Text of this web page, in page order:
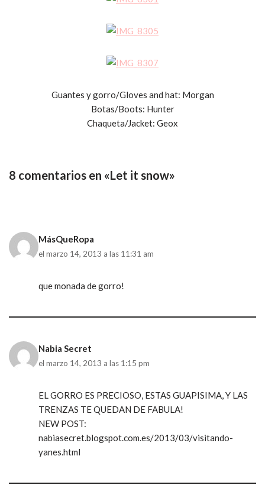
Guantes y gorro/Gloves and hat: Morgan
Botas/Boots: Hunter
Chaqueta/Jacket: Geox
8 comentarios en «Let it snow»
MásQueRopa
el marzo 14, 2013 a las 11:31 am
que monada de gorro!
Nabia Secret
el marzo 14, 2013 a las 1:15 pm
EL GORRO ES PRECIOSO, ESTAS GUAPISIMA, Y LAS
TRENZAS TE QUEDAN DE FABULA!
NEW POST:
nabiasecret.blogspot.com.es/2013/03/visitando-
yanes.html